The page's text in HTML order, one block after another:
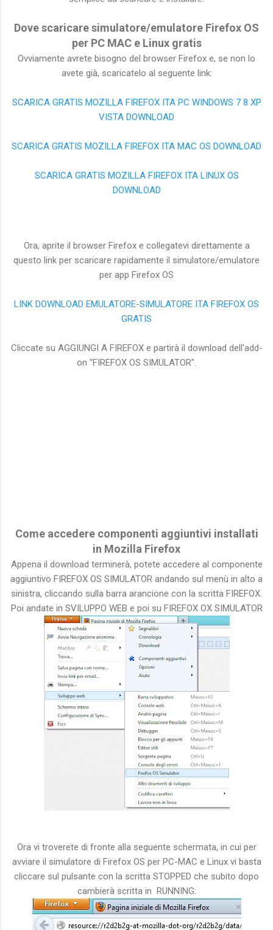
Dove scaricare simulatore/emulatore Firefox OS
per PC MAC e Linux gratis
Ovviamente avrete bisogno del browser Firefox e, se non lo
avete già, scaricatelo al seguente link:
SCARICA GRATIS MOZILLA FIREFOX ITA PC WINDOWS 7 8 XP
VISTA DOWNLOAD
SCARICA GRATIS MOZILLA FIREFOX ITA MAC OS DOWNLOAD
SCARICA GRATIS MOZILLA FIREFOX ITA LINUX OS
DOWNLOAD
Ora, aprite il browser Firefox e collegatevi direttamente a
questo link per scaricare rapidamente il simulatore/emulatore
per app Firefox OS
LINK DOWNLOAD EMULATORE-SIMULATORE ITA FIREFOX OS
GRATIS
Cliccate su AGGIUNGI A FIREFOX e partirà il download dell'add-
on "FIREFOX OS SIMULATOR".
Come accedere componenti aggiuntivi installati
in Mozilla Firefox
Appena il download terminerà, potete accedere al componente
aggiuntivo FIREFOX OS SIMULATOR andando sul menù in alto a
sinistra, cliccando sulla barra arancione con la scritta FIREFOX.
Poi andate in SVILUPPO WEB e poi su FIREFOX OX SIMULATOR
Ora vi troverete di fronte alla seguente schermata, in cui per
avviare il simulatore di Firefox OS per PC-MAC e Linux vi basta
cliccare sul pulsante con la scritta STOPPED che subito dopo
cambierà scritta in RUNNING: